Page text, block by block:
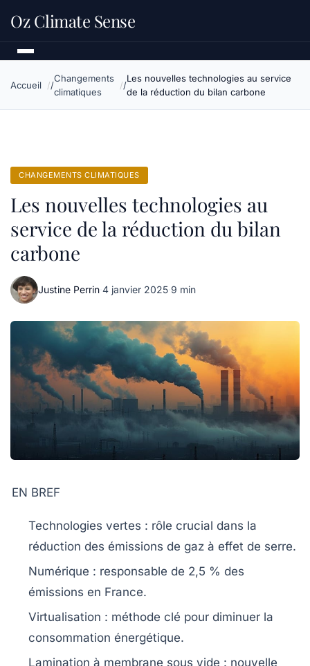
Oz Climate Sense
Accueil
Changements
climatiques
Les nouvelles technologies au service
de la réduction du bilan carbone
CHANGEMENTS CLIMATIQUES
Les nouvelles technologies au
service de la réduction du bilan
carbone
Justine Perrin·4 janvier 2025·9 min
EN BREF
Technologies vertes : rôle crucial dans la
réduction des émissions de gaz à effet de serre.
Numérique : responsable de 2,5 % des
émissions en France.
Virtualisation : méthode clé pour diminuer la
consommation énergétique.
Lamination à membrane sous vide : nouvelle